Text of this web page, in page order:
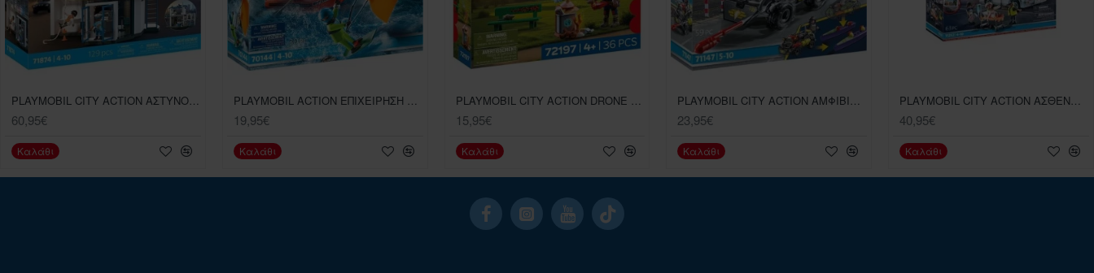
PLAYMOBIL CITY ACTION ΑΣΤΥΝΟΜΙΚΟ ΔΩΜΑΤΙΟ ΜΕ ΤΜΗΜΑ ΕΡΕΥΝΩΝ
60,95€
Καλάθι
19,95€
Καλάθι
15,95€
Καλάθι
23,95€
Καλάθι
40,95€
Καλάθι